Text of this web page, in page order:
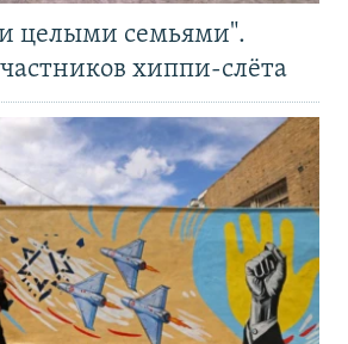
целыми семьями".
хиппи-слёта